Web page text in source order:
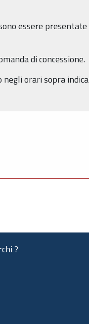
essere
di concessione.
orari sopra
?